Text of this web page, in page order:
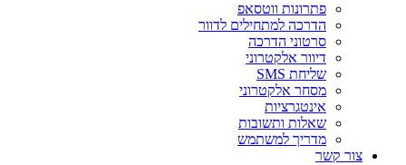
פתרונות ווטסאפ
הדרכה למתחילים לדוור
סרטוני הדרכה
דיוור אלקטרוני
שליחת SMS
מסחר אלקטרוני
אינטגרציות
שאלות ותשובות
מדריך למשתמש
צור קשר